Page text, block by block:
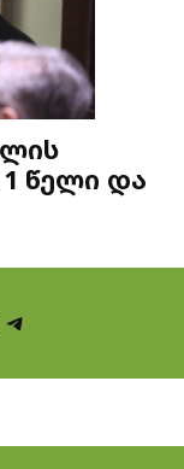
1 წელი და
Telegram